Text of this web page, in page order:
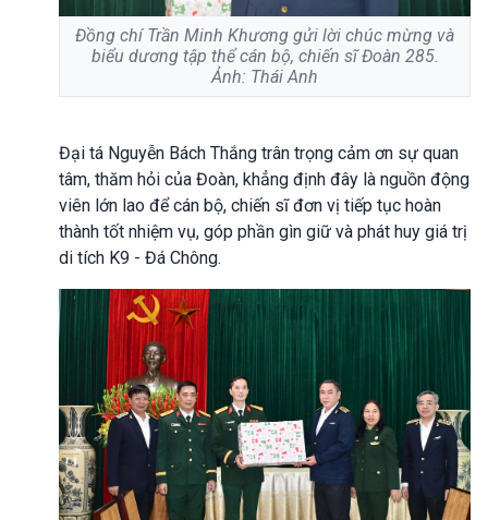
Đồng chí Trần Minh Khương gửi lời chúc mừng và
biểu dương tập thể cán bộ, chiến sĩ Đoàn 285.
Ảnh: Thái Anh
Đại tá Nguyễn Bách Thắng trân trọng cảm ơn sự quan
tâm, thăm hỏi của Đoàn, khẳng định đây là nguồn động
viên lớn lao để cán bộ, chiến sĩ đơn vị tiếp tục hoàn
thành tốt nhiệm vụ, góp phần gìn giữ và phát huy giá trị
di tích K9 - Đá Chông.